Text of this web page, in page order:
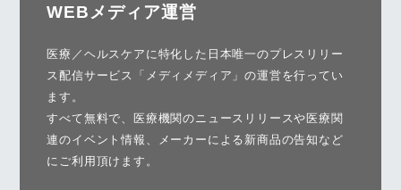
WEBメディア運営
医療／ヘルスケアに特化した日本唯一のプレスリリー
ス配信サービス「メディメディア」の運営を行ってい
ます。
すべて無料で、医療機関のニュースリリースや医療関
連のイベント情報、メーカーによる新商品の告知など
にご利用頂けます。